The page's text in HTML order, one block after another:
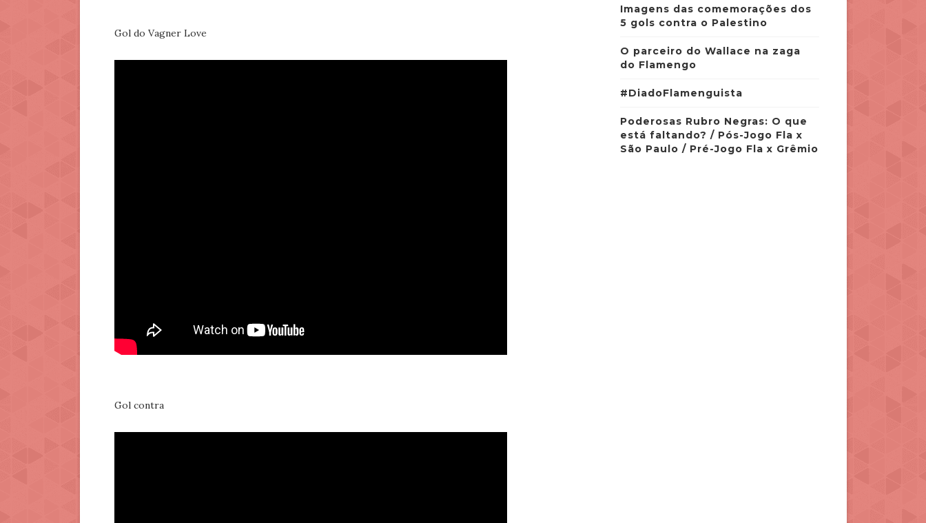
Gol do Vagner Love
Gol contra
Imagens das comemorações dos
5 gols contra o Palestino
O parceiro do Wallace na zaga
do Flamengo
#DiadoFlamenguista
Poderosas Rubro Negras: O que
está faltando? / Pós-Jogo Fla x
São Paulo / Pré-Jogo Fla x Grêmio